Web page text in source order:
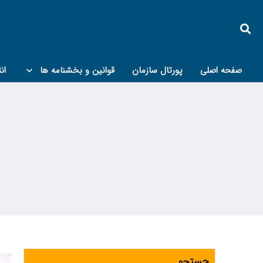
صفحه اصلی پورتال سازمان قوانین و بخشنامه ها